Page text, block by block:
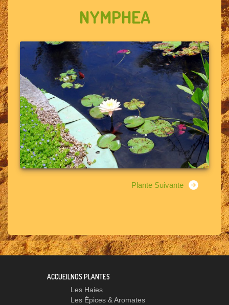
NYMPHEA
Plante Suivante
ACCUEILNOS PLANTES
Les Haies
Les Épices & Aromates